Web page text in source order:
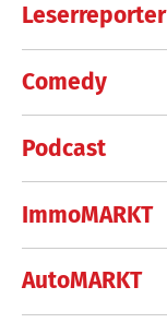
Leserreporter
Comedy
Podcast
ImmoMARKT
AutoMARKT